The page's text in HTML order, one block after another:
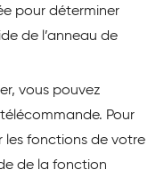
pour déterminer
de l’anneau de
vous pouvez
Pour
les fonctions de votre
de la fonction